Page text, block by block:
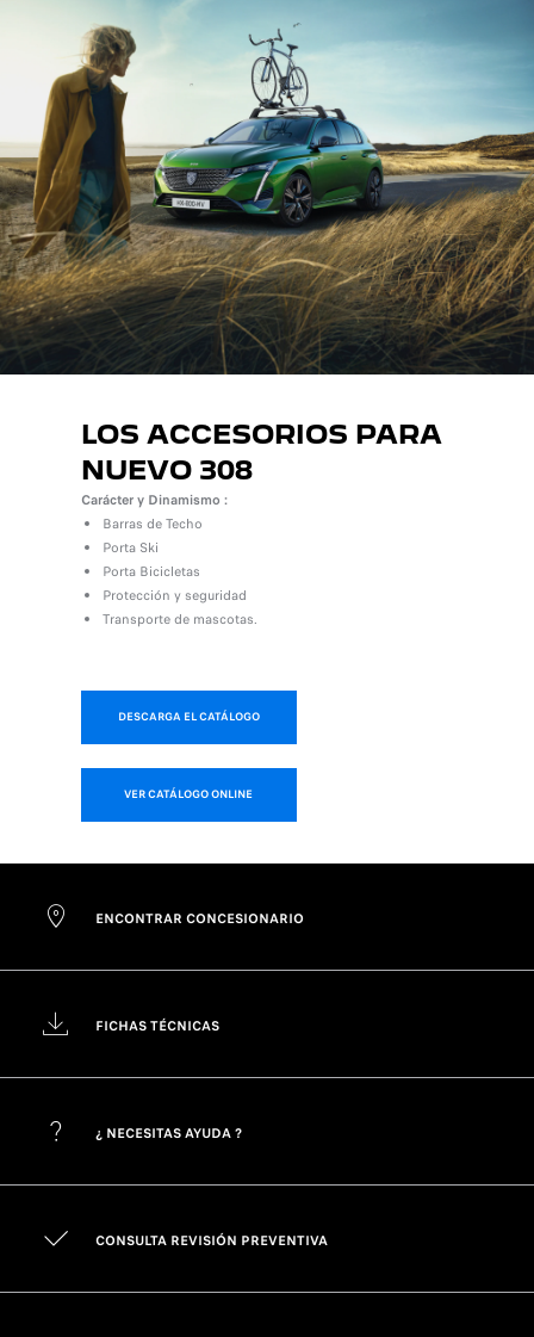
LOS ACCESORIOS PARA
NUEVO 308
Carácter y Dinamismo :
Barras de Techo
Porta Ski
Porta Bicicletas
Protección y seguridad
Transporte de mascotas.
DESCARGA EL CATÁLOGO
VER CATÁLOGO ONLINE
ENCONTRAR CONCESIONARIO
FICHAS TÉCNICAS
¿ NECESITAS AYUDA ?
CONSULTA REVISIÓN PREVENTIVA